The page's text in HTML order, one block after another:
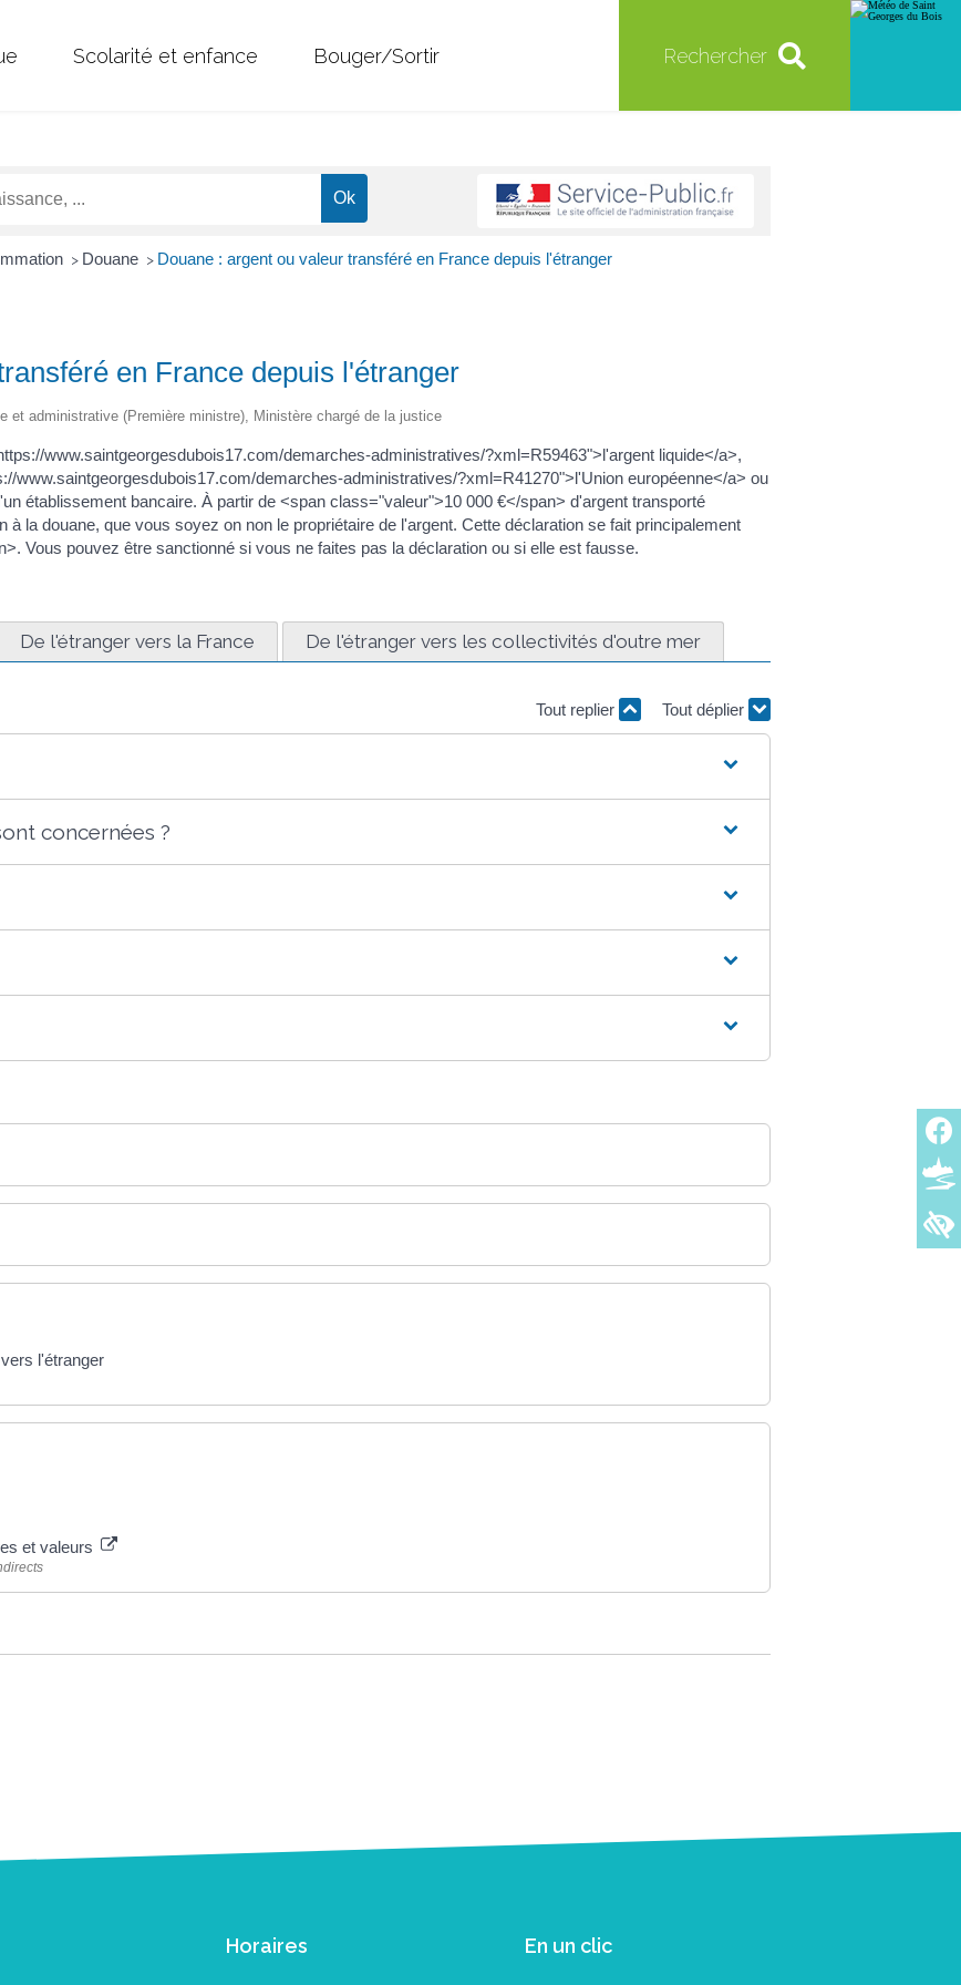
Scolarité et enfance Bouger/Sortir Rechercher
> Douane > Douane : argent ou valeur transféré en France depuis l'étranger
en France depuis l'étranger
et administrative (Première ministre), Ministère chargé de la justice
www.saintgeorgesdubois17.com/demarches-administratives/?xml=R59463">l'argent liquide</a>,
www.saintgeorgesdubois17.com/demarches-administratives/?xml=R41270">l'Union européenne</a> ou
établissement bancaire. À partir de <span class="valeur">10 000 €</span> d'argent transporté
la douane, que vous soyez on non le propriétaire de l'argent. Cette déclaration se fait principalement
Vous pouvez être sanctionné si vous ne faites pas la déclaration ou si elle est fausse.
De l'étranger vers la France De l'étranger vers les collectivités d'outre mer
Tout replier Tout déplier
concernées ?
l'étranger
et valeurs
Horaires En un clic